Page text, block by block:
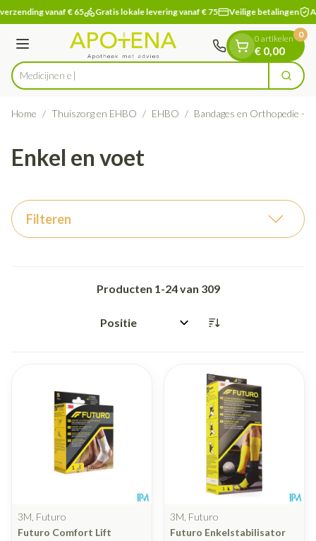
Ga naar de inhoud
1 van 1vanaf € 65 Gratis lokale levering vanaf € 75 Veilige betalingen
Menu
Product, merk, categorie... Zoek
0 artikelen
€ 0,00
0
Home / Thuiszorg en EHBO / EHBO / Bandages en Orthopedie -
Enkel en voet
Filteren
Producten 1-24van 309
Sorteer op:
3M, Futuro
Futuro Comfort Lift
3M, Futuro
Futuro Enkelstabilisator